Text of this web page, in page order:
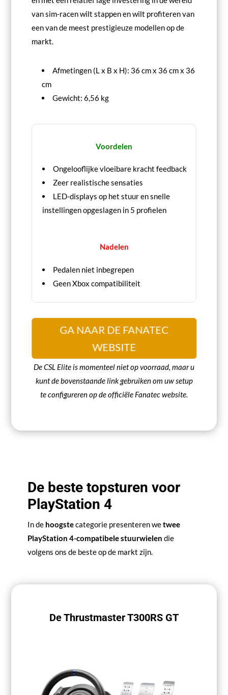
van sim-racen wilt stappen en wilt profiteren van
een van de meest prestigieuze modellen op de
markt.
Afmetingen (L x B x H): 36 cm x 36 cm x 36
cm
Gewicht: 6,56 kg
Voordelen
Ongelooflijke vloeibare kracht feedback
Zeer realistische sensaties
LED-displays op het stuur en snelle
instellingen opgeslagen in 5 profielen
Nadelen
Pedalen niet inbegrepen
Geen Xbox compatibiliteit
GA NAAR DE FANATEC
WEBSITE
De CSL Elite is momenteel niet op voorraad, maar u
kunt de bovenstaande link gebruiken om uw setup
te configureren op de officiële Fanatec website.
De beste topsturen voor
PlayStation 4
In de hoogstecategorie presenteren wetwee
PlayStation 4-compatibele stuurwielen die
volgens ons de beste op de markt zijn.
De Thrustmaster T300RS GT
ZIE DE BESTE PRIJS